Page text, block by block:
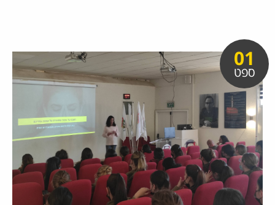
01
ספט